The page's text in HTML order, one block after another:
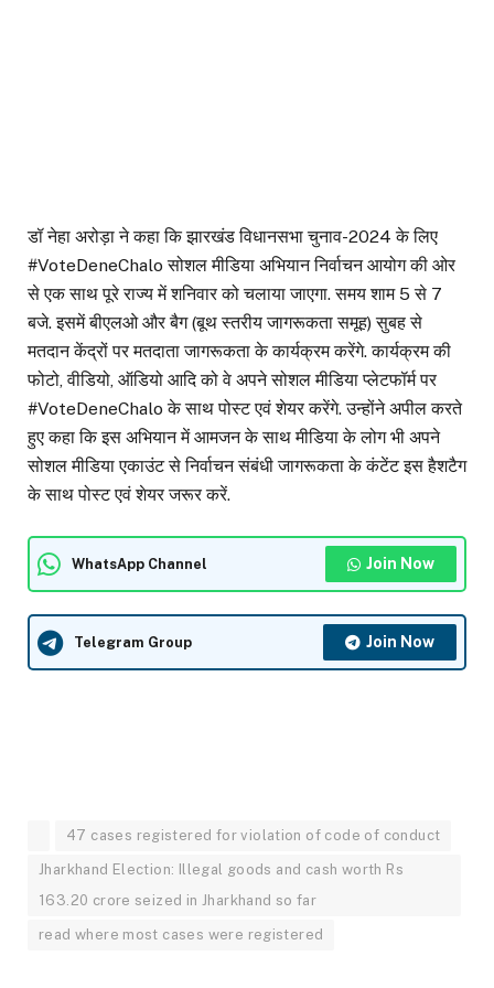
डॉ नेहा अरोड़ा ने कहा कि झारखंड विधानसभा चुनाव-2024 के लिए
#VoteDeneChalo सोशल मीडिया अभियान निर्वाचन आयोग की ओर
से एक साथ पूरे राज्य में शनिवार को चलाया जाएगा. समय शाम 5 से 7
बजे. इसमें बीएलओ और बैग (बूथ स्तरीय जागरूकता समूह) सुबह से
मतदान केंद्रों पर मतदाता जागरूकता के कार्यक्रम करेंगे. कार्यक्रम की
फोटो, वीडियो, ऑडियो आदि को वे अपने सोशल मीडिया प्लेटफॉर्म पर
#VoteDeneChalo के साथ पोस्ट एवं शेयर करेंगे. उन्होंने अपील करते
हुए कहा कि इस अभियान में आमजन के साथ मीडिया के लोग भी अपने
सोशल मीडिया एकाउंट से निर्वाचन संबंधी जागरूकता के कंटेंट इस हैशटैग
के साथ पोस्ट एवं शेयर जरूर करें.
WhatsApp Channel Join Now
Telegram Group Join Now
47 cases registered for violation of code of conduct
Jharkhand Election: Illegal goods and cash worth Rs
163.20 crore seized in Jharkhand so far
read where most cases were registered